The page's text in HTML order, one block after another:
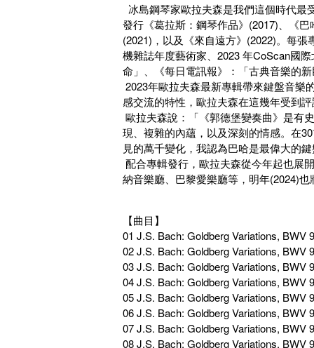
冰島鋼琴家歐拉夫森是我們這個時代最
發行《葛拉斯：鋼琴作品》(2017)、《
(2021)，以及《來自遠方》(2022)。每
機雜誌年度藝術家、2023 年CoScan國
命」、《每日電訊報》：「古典音樂的
2023年歐拉夫森最新專輯帶來鍵盤音樂
感交流的特性，歐拉夫森在這幾年受到
歐拉夫森說：「《郭德堡變奏曲》是有
現、複雜的內蘊，以及深刻的情感。在
見的萬千變化，我認為巴哈是最偉大的
配合專輯發行，歐拉夫森從今年起也展
納音樂廳、巴黎愛樂廳等，明年(2024)
【曲目】
01 J.S. Bach: Goldberg Variations, BWV
02 J.S. Bach: Goldberg Variations, BWV
03 J.S. Bach: Goldberg Variations, BWV
04 J.S. Bach: Goldberg Variations, BWV
05 J.S. Bach: Goldberg Variations, BWV
06 J.S. Bach: Goldberg Variations, BWV
07 J.S. Bach: Goldberg Variations, BWV
08 J.S. Bach: Goldberg Variations, BWV